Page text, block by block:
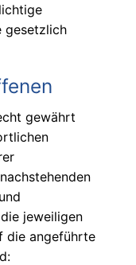
gesetzlich
gewährt
jeweiligen
die angeführte